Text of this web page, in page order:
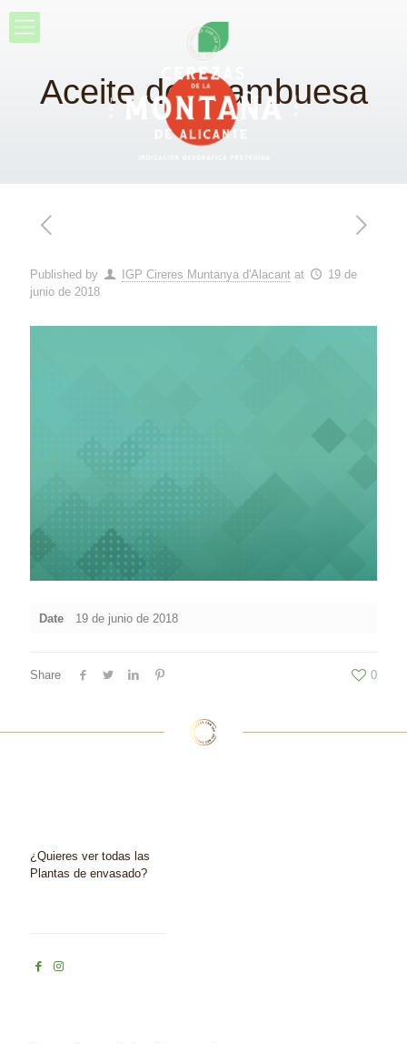
Aceite de Frambuesa
Published by IGP Cireres Muntanya d'Alacant at
19 de
junio de 2018
Date 19 de junio de 2018
Share 0
¿Quieres ver todas las
Plantas de envasado?